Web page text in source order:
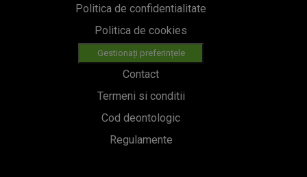
Politica de confidentialitate
Politica de cookies
Gestionați preferințele
Contact
Termeni si conditii
Cod deontologic
Regulamente